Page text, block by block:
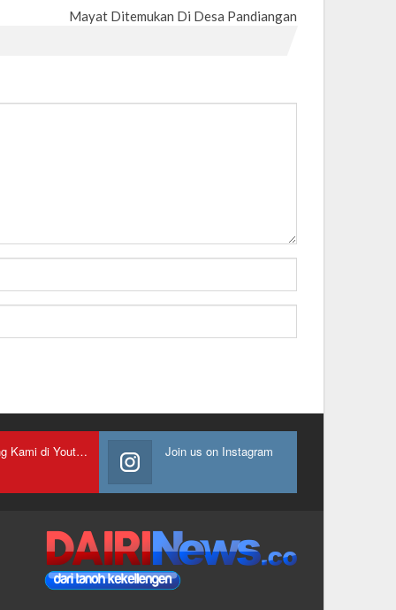
Mayat Ditemukan Di Desa Pandiangan
Gabung Kami di Youtube Join us on Instagram